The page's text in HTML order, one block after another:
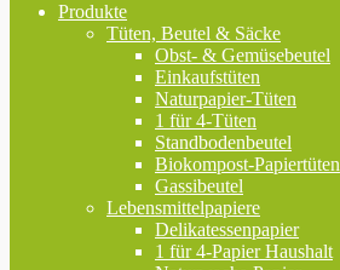
Produkte
Tüten, Beutel & Säcke
Obst- & Gemüsebeutel
Einkaufstüten
Naturpapier-Tüten
1 für 4-Tüten
Standbodenbeutel
Biokompost-Papiertüten
Gassibeutel
Lebensmittelpapiere
Delikatessenpapier
1 für 4-Papier Haushalt